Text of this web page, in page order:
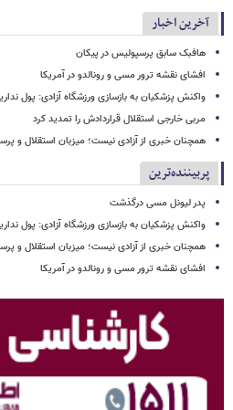
آخرین اخبار
هافبک سابق پرسپولیس در پیکان
افشای نقشه ترور مسی و رونالدو در آمریکا
واکنش پزشکیان به بازسازی ورزشگاه آزادی: پول
مربی خارجی استقلال قراردادش را تمدید کرد
همچنان خبری از آزادی نیست؛ میزبان استقلال
پربیننده‌ترین
پدر لیونل مسی درگذشت
واکنش پزشکیان به بازسازی ورزشگاه آزادی: پول
همچنان خبری از آزادی نیست؛ میزبان استقلال
افشای نقشه ترور مسی و رونالدو در آمریکا